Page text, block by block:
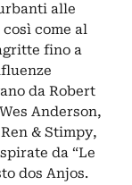
alle
come al
fino a
da Robert
Anderson,
& Stimpy,
da “Le
dos Anjos.